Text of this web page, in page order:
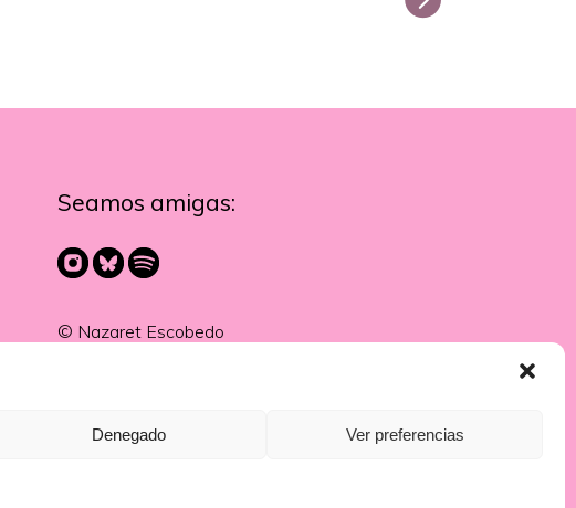
Denegado Ver preferencias
Seamos amigas:
© Nazaret Escobedo